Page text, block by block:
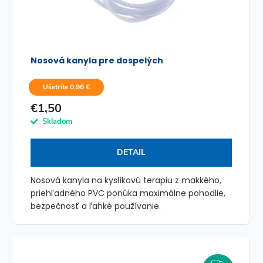
Nosová kanyla pre dospelých
Ušetríte 0,96 €
€1,50
Skladom
DETAIL
Nosová kanyla na kyslíkovú terapiu z mäkkého,
priehľadného PVC ponúka maximálne pohodlie,
bezpečnosť a ľahké používanie.